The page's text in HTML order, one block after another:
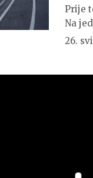
Prije
Na
26.